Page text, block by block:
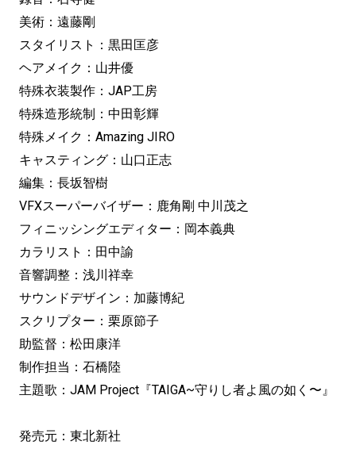
美術：遠藤剛
スタイリスト：黒田匡彦
ヘアメイク：山井優
特殊衣装製作：JAP工房
特殊造形統制：中田彰輝
特殊メイク：Amazing JIRO
キャスティング：山口正志
編集：長坂智樹
VFXスーパーバイザー：鹿角剛 中川茂之
フィニッシングエディター：岡本義典
カラリスト：田中諭
音響調整：浅川祥幸
サウンドデザイン：加藤博紀
スクリプター：栗原節子
助監督：松田康洋
制作担当：石橋陸
主題歌：JAM Project『TAIGA~守りし者よ風の如く〜』
発売元：東北新社